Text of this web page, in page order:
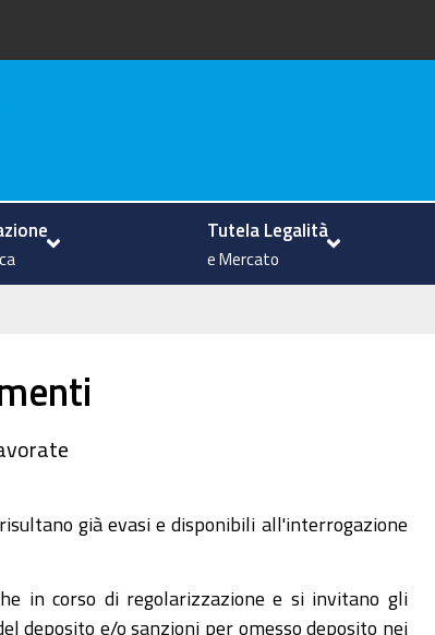
Tutela Legalità
e Mercato
già evasi e disponibili all'interrogazione
in corso di regolarizzazione e si invitano gli
deposito e/o sanzioni per omesso deposito nei